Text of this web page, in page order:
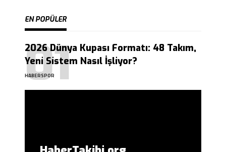
EN POPÜLER
2026 Dünya Kupası Formatı: 48 Takım,
Yeni Sistem Nasıl İşliyor?
HABERSPOR